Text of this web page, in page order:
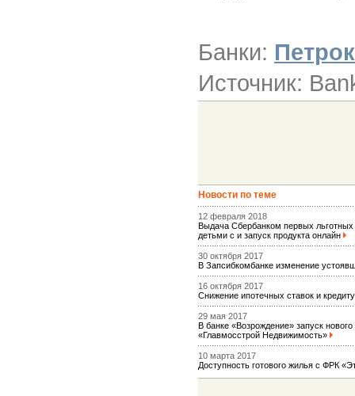
Банки:
Источник:
Новости по теме
12 февраля 2018
Выдача Сбербанком первых
детьми с и запуск продукта онлайн
30 октября 2017
В Запсибкомбанке изменение
16 октября 2017
Снижение ипотечных ставок и
29 мая 2017
В банке «Возрождение» запуск
«Главмосстрой Недвижимость»
10 марта 2017
Доступность готового жилья с ФРК